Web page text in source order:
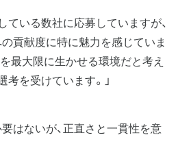
ている数社に応募していますが、
貢献度に特に魅力を感じていま
最大限に生かせる環境だと考え
考を受けています。」
はないが、正直さと一貫性を意